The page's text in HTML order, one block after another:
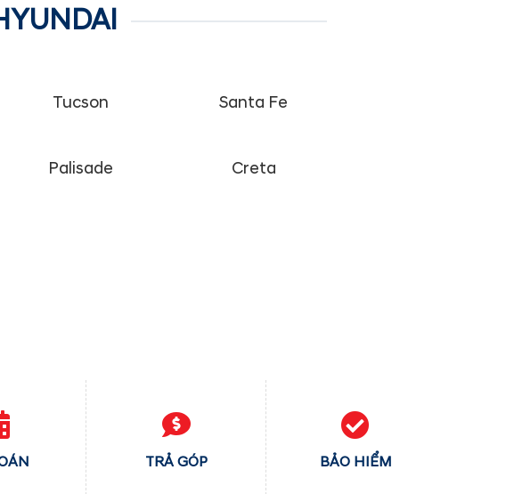
Tucson Santa Fe
Palisade Creta
TRẢ GÓP BẢO HIỂM